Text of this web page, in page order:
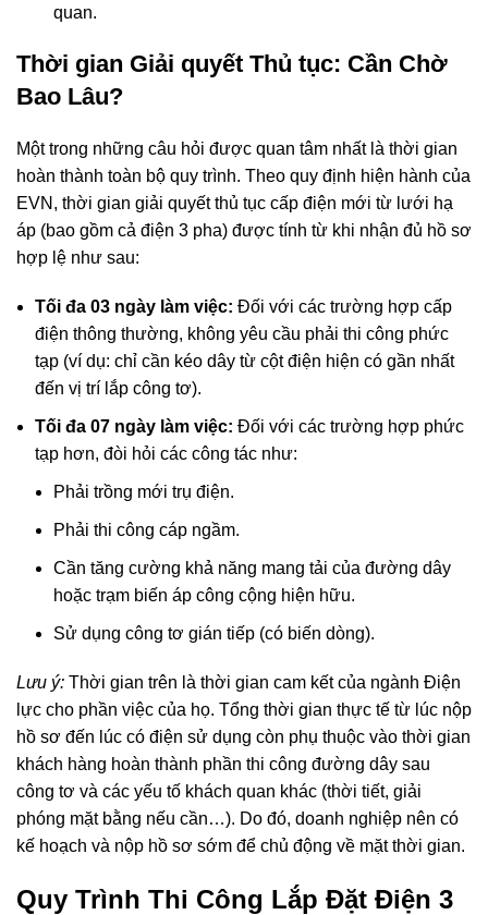
quan.
Thời gian Giải quyết Thủ tục: Cần Chờ
Bao Lâu?
Một trong những câu hỏi được quan tâm nhất là thời gian
hoàn thành toàn bộ quy trình. Theo quy định hiện hành của
EVN, thời gian giải quyết thủ tục cấp điện mới từ lưới hạ
áp (bao gồm cả điện 3 pha) được tính từ khi nhận đủ hồ sơ
hợp lệ như sau:
Tối đa 03 ngày làm việc: Đối với các trường hợp cấp
điện thông thường, không yêu cầu phải thi công phức
tạp (ví dụ: chỉ cần kéo dây từ cột điện hiện có gần nhất
đến vị trí lắp công tơ).
Tối đa 07 ngày làm việc: Đối với các trường hợp phức
tạp hơn, đòi hỏi các công tác như:
Phải trồng mới trụ điện.
Phải thi công cáp ngầm.
Cần tăng cường khả năng mang tải của đường dây
hoặc trạm biến áp công cộng hiện hữu.
Sử dụng công tơ gián tiếp (có biến dòng).
Lưu ý: Thời gian trên là thời gian cam kết của ngành Điện
lực cho phần việc của họ. Tổng thời gian thực tế từ lúc nộp
hồ sơ đến lúc có điện sử dụng còn phụ thuộc vào thời gian
khách hàng hoàn thành phần thi công đường dây sau
công tơ và các yếu tố khách quan khác (thời tiết, giải
phóng mặt bằng nếu cần…). Do đó, doanh nghiệp nên có
kế hoạch và nộp hồ sơ sớm để chủ động về mặt thời gian.
Quy Trình Thi Công Lắp Đặt Điện 3